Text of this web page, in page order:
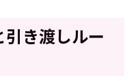
き渡しルー